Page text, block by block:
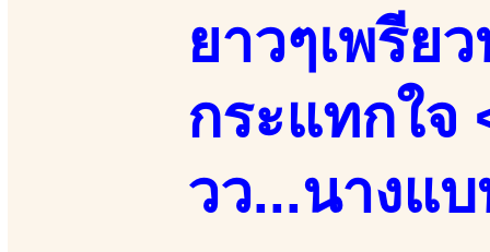
ยาวๆเพรีย
กระแทกใจ
วว...นางแ